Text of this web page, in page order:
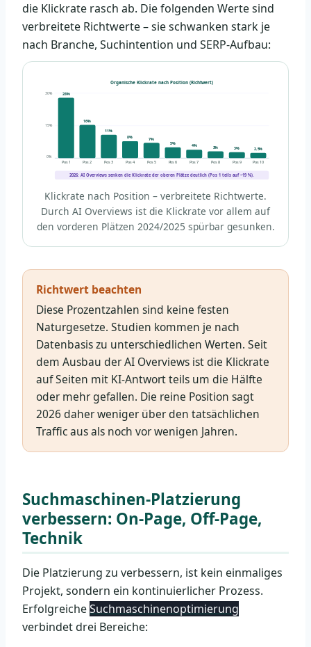
die Klickrate rasch ab. Die folgenden Werte sind
verbreitete Richtwerte – sie schwanken stark je
nach Branche, Suchintention und SERP-Aufbau:
30%
15%
0%
28%
16%
11%
8%
7%
5% 4% 3% 3% 2,5%
Pos 1 Pos 2 Pos 3 Pos 4 Pos 5 Pos 6 Pos 7 Pos 8 Pos 9 Pos 10
2026: AI Overviews senken die Klickrate der oberen Plätze deutlich (Pos 1 teils auf ~19 %).
Organische Klickrate nach Position (Richtwert)
Klickrate nach Position – verbreitete Richtwerte.
Durch AI Overviews ist die Klickrate vor allem auf
den vorderen Plätzen 2024/2025 spürbar gesunken.
Richtwert beachten
Diese Prozentzahlen sind keine festen
Naturgesetze. Studien kommen je nach
Datenbasis zu unterschiedlichen Werten. Seit
dem Ausbau der AI Overviews ist die Klickrate
auf Seiten mit KI-Antwort teils um die Hälfte
oder mehr gefallen. Die reine Position sagt
2026 daher weniger über den tatsächlichen
Traffic aus als noch vor wenigen Jahren.
Suchmaschinen-Platzierung
verbessern: On-Page, Off-Page,
Technik
Die Platzierung zu verbessern, ist kein einmaliges
Projekt, sondern ein kontinuierlicher Prozess.
ErfolgreicheSuchmaschinenoptimierung
verbindet drei Bereiche: